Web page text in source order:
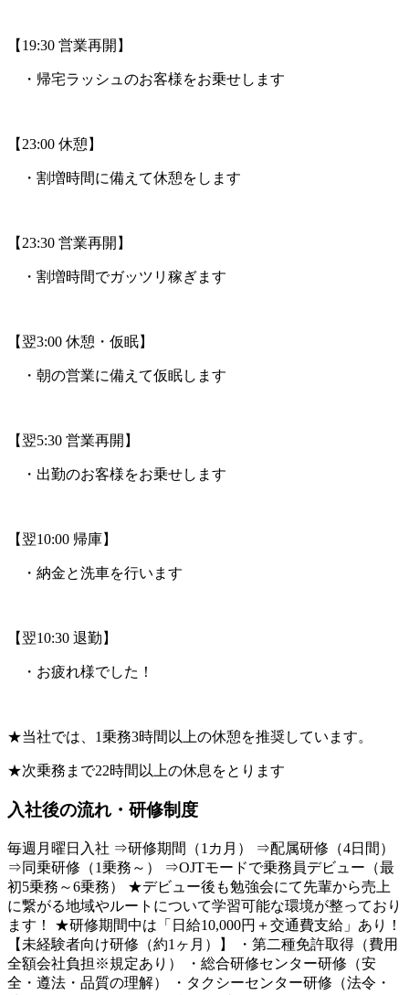
【19:30 営業再開】
・帰宅ラッシュのお客様をお乗せします
【23:00 休憩】
・割増時間に備えて休憩をします
【23:30 営業再開】
・割増時間でガッツリ稼ぎます
【翌3:00 休憩・仮眠】
・朝の営業に備えて仮眠します
【翌5:30 営業再開】
・出勤のお客様をお乗せします
【翌10:00 帰庫】
・納金と洗車を行います
【翌10:30 退勤】
・お疲れ様でした！
★当社では、1乗務3時間以上の休憩を推奨しています。
★次乗務まで22時間以上の休息をとります
入社後の流れ・研修制度
毎週月曜日入社 ⇒研修期間（1カ月） ⇒配属研修（4日間）
⇒同乗研修（1乗務～） ⇒OJTモードで乗務員デビュー（最
初5乗務～6乗務） ★デビュー後も勉強会にて先輩から売上
に繋がる地域やルートについて学習可能な環境が整っており
ます！ ★研修期間中は「日給10,000円＋交通費支給」あり！
【未経験者向け研修（約1ヶ月）】 ・第二種免許取得（費用
全額会社負担※規定あり） ・総合研修センター研修（安
全・遵法・品質の理解） ・タクシーセンター研修（法令・